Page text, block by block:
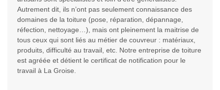
Autrement dit, ils n’ont pas seulement connaissance des
domaines de la toiture (pose, réparation, dépannage,
réfection, nettoyage…), mais ont pleinement la maitrise de
tous ceux qui sont liés au métier de couvreur : matériaux,
produits, difficulté au travail, etc. Notre entreprise de toiture
est agréée et détient le certificat de notification pour le
travail à La Groise.